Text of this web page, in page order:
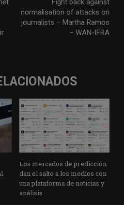
Fight back against
normalisation of attacks on
journalists – Martha Ramos
– WAN-IFRA
Los mercados de predicción
dan el salto a los medios con
una plataforma de noticias y
análisis